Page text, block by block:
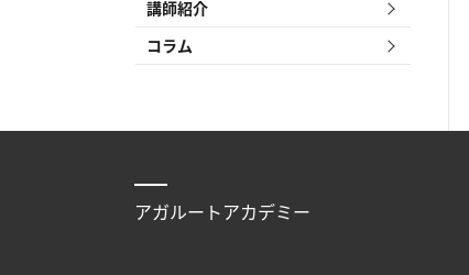
講師紹介
コラム
アガルートアカデミー